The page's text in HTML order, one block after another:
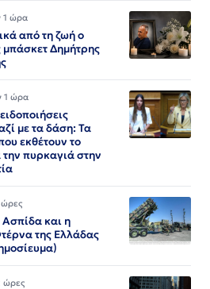
1 ώρα
από τη ζωή ο
Δημήτρης
1 ώρα
με τα δάση: Τα
εκθέτουν το
την πυρκαγιά στην
ώρες
Ασπίδα και η
της Ελλάδας
ώρες